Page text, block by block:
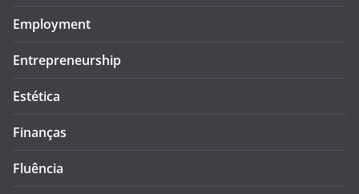
Employment
Entrepreneurship
Estética
Finanças
Fluência